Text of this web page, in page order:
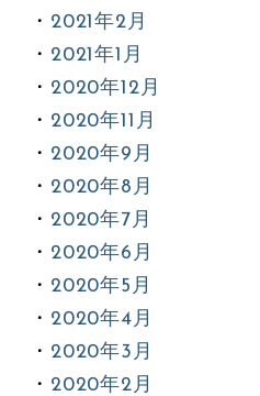
2021年2月
2021年1月
2020年12月
2020年11月
2020年9月
2020年8月
2020年7月
2020年6月
2020年5月
2020年4月
2020年3月
2020年2月